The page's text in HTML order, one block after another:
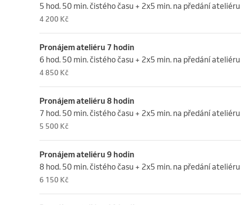
5 hod. 50 min. čistého času + 2x5 min. na předání ateliéru
4 200 Kč
Pronájem ateliéru 7 hodin
6 hod. 50 min. čistého času + 2x5 min. na předání ateliéru
4 850 Kč
Pronájem ateliéru 8 hodin
7 hod. 50 min. čistého času + 2x5 min. na předání ateliéru
5 500 Kč
Pronájem ateliéru 9 hodin
8 hod. 50 min. čistého času + 2x5 min. na předání ateliéru
6 150 Kč